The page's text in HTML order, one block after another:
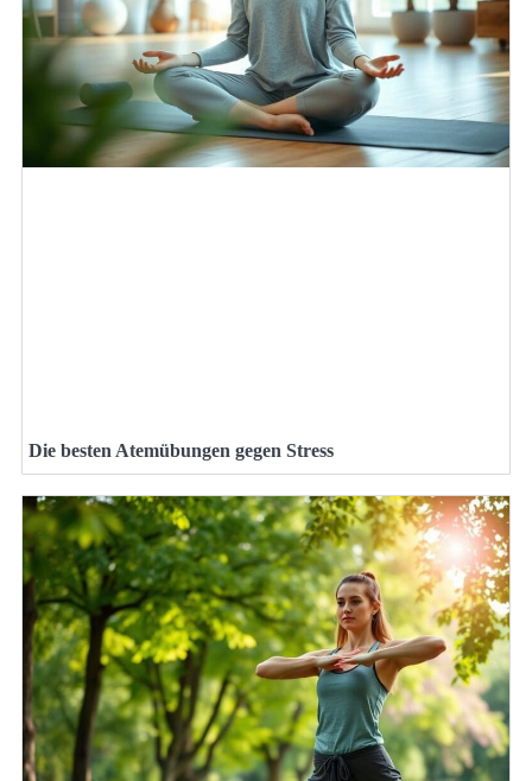
Die besten Atemübungen gegen Stress